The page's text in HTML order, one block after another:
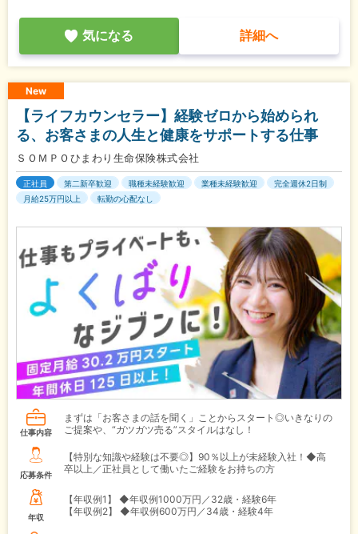
気になる 詳細へ
New
【ライフカウンセラー】経験ゼロから始められ
る、お客さまの人生と健康をサポートする仕事
ＳＯＭＰＯひまわり生命保険株式会社
正社員 第二新卒歓迎 職種未経験歓迎 業種未経験歓迎
完全週休2日制
月給25万円以上
転勤の心配なし
仕事内容
まずは「お客さまの話を聞く」ことからスタート◎いきなりの
ご提案や、“ガツガツ売る”スタイルはなし！
応募条件
【特別な知識や経験は不要◎】90％以上が未経験入社！◆高
卒以上／正社員として働いたご経験をお持ちの方
年収
【年収例1】
◆年収例1000万円／32歳・経験6年
【年収例2】
◆年収例600万円／34歳・経験4年